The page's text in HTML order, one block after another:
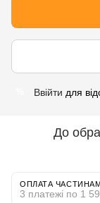
Ввійти для
До
ОПЛАТА
3 платежі по 1